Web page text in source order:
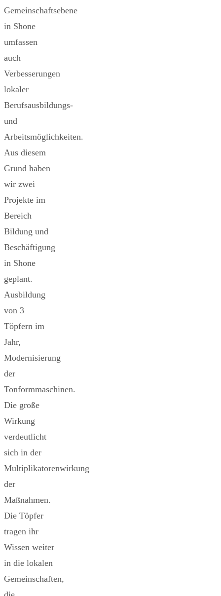
Gemeinschaftsebene
in Shone
umfassen
auch
Verbesserungen
lokaler
Berufsausbildungs-
und
Arbeitsmöglichkeiten.
Aus diesem
Grund haben
wir zwei
Projekte im
Bereich
Bildung und
Beschäftigung
in Shone
geplant.
Ausbildung
von 3
Töpfern im
Jahr,
Modernisierung
der
Tonformmaschinen.
Die große
Wirkung
verdeutlicht
sich in der
Multiplikatorenwirkung
der
Maßnahmen.
Die Töpfer
tragen ihr
Wissen weiter
in die lokalen
Gemeinschaften,